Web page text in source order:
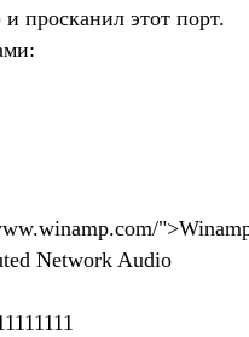
и просканил этот порт.
Network Audio